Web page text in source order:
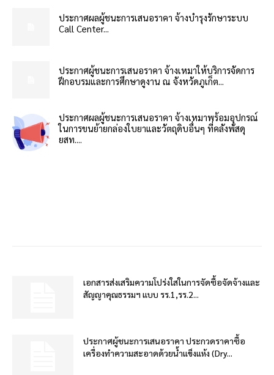
ประกาศผลผู้ชนะการเสนอราคา จ้างบำรุงรักษาระบบ
Call Center...
ประกาศผู้ชนะการเสนอราคา จ้างเหมาให้บริการจัดการ
ฝึกอบรมและการศึกษาดูงาน ณ จังหวัดภูเก็ต...
ประกาศผลผู้ชนะการเสนอราคา จ้างเหมาพร้อมอุปกรณ์
ในการขนย้ายกล่องใบยาและวัตถุดิบอื่นๆ ที่คลังพัสดุ
ยสท....
เอกสารส่งเสริมความโปร่งใสในการจัดซื้อจัดจ้างและ
สัญญาคุณธรรมฯ แบบ รร.1,รร.2...
ประกาศผู้ชนะการเสนอราคา ประกวดราคาซื้อ
เครื่องทำความสะอาดด้วยน้ำแข็งแห้ง (Dry...